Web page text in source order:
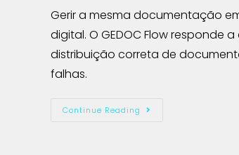
Gerir a mesma documentação
digital. O GEDOC Flow
distribuição correta de
falhas.
Continue Reading